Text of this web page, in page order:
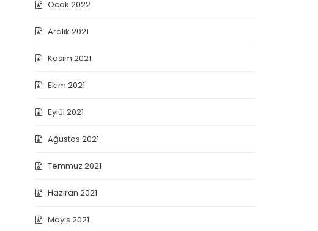
Ocak 2022
Aralık 2021
Kasım 2021
Ekim 2021
Eylül 2021
Ağustos 2021
Temmuz 2021
Haziran 2021
Mayıs 2021